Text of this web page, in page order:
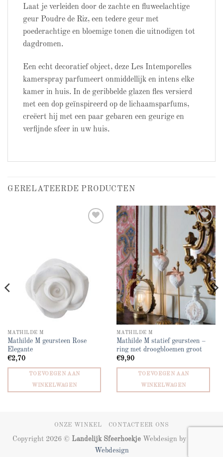
Laat je verleiden door de zachte en fluweelachtige
geur Poudre de Riz, een tedere geur met
poederachtige en bloemige tonen die uitnodigen tot
dagdromen.
Een echt decoratief object, deze Les Intemporelles
kamerspray parfumeert onmiddellijk en intens elke
kamer in huis. In de geribbelde glazen fles versierd
met een dop geïnspireerd op de lichaamsparfums,
creëert hij met een paar gebaren een geurige en
verfijnde sfeer in uw huis.
GERELATEERDE PRODUCTEN
MATHILDE M
Mathilde M geursteen Rose
Elegante
€2,70
TOEVOEGEN AAN
WINKELWAGEN
Add to
wishlist
MATHILDE M
Mathilde M statief geursteen –
ring met droogbloemen groot
€9,90
TOEVOEGEN AAN
WINKELWAGEN
ONZE WINKEL CONTACTEER ONS
Copyright 2026 © Landelijk Sfeerhoekje Webdesign by
Webdesign